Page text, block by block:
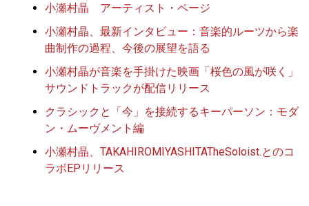
小瀬村晶 アーティスト・ページ
小瀬村晶、最新インタビュー：音楽的ルーツから楽
曲制作の過程、今後の展望を語る
小瀬村晶が音楽を手掛けた映画「桜色の風が咲く」
サウンドトラックが配信リリース
クラシックと「今」を接続するキーパーソン：モダ
ン・ムーヴメント編
小瀬村晶、TAKAHIROMIYASHITATheSoloist.とのコ
ラボEPリリース